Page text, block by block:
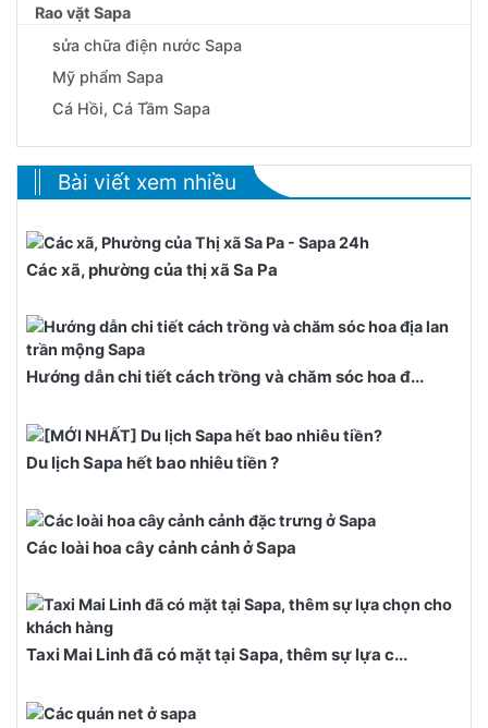
Rao vặt Sapa
sửa chữa điện nước Sapa
Mỹ phẩm Sapa
Cá Hồi, Cá Tầm Sapa
Bài viết xem nhiều
Các xã, phường của thị xã Sa Pa
Hướng dẫn chi tiết cách trồng và chăm sóc hoa đ...
Du lịch Sapa hết bao nhiêu tiền ?
Các loài hoa cây cảnh cảnh ở Sapa
Taxi Mai Linh đã có mặt tại Sapa, thêm sự lựa c...